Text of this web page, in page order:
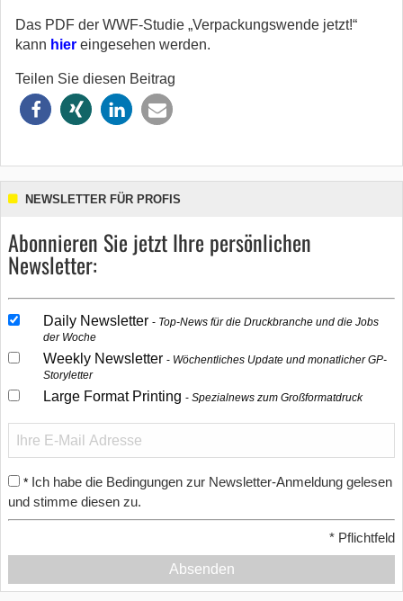
Das PDF der WWF-Studie „Verpackungswende jetzt!“
kann hier eingesehen werden.
Teilen Sie diesen Beitrag
NEWSLETTER FÜR PROFIS
Abonnieren Sie jetzt Ihre persönlichen
Newsletter:
Daily Newsletter
Top-News für die Druckbranche und die Jobs
der Woche
Weekly Newsletter
Wöchentliches Update und monatlicher GP-
Storyletter
Large Format Printing Spezialnews zum Großformatdruck
* Ich habe die Bedingungen zur Newsletter-Anmeldung gelesen
und stimme diesen zu.
* Pflichtfeld
Absenden